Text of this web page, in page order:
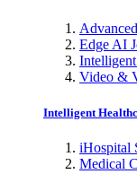
Edge AI
Video &
Intelligent
iHospital
Medical